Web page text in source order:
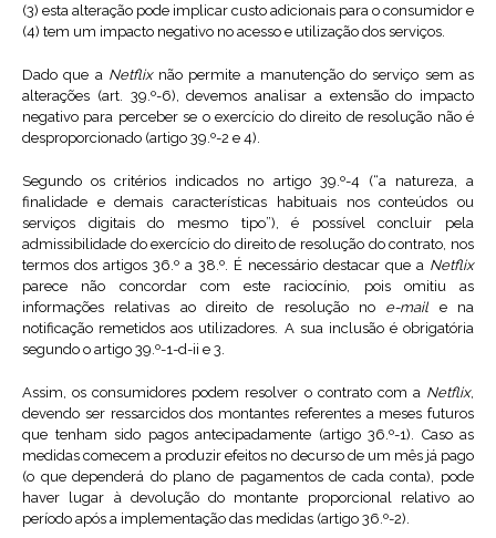
(3) esta alteração pode implicar custo adicionais para o consumidor e
(4) tem um impacto negativo no acesso e utilização dos serviços.
Dado que a Netflix não permite a manutenção do serviço sem as
alterações (art. 39.º-6), devemos analisar a extensão do impacto
negativo para perceber se o exercício do direito de resolução não é
desproporcionado (artigo 39.º-2 e 4).
Segundo os critérios indicados no artigo 39.º-4 (“a natureza, a
finalidade e demais características habituais nos conteúdos ou
serviços digitais do mesmo tipo”), é possível concluir pela
admissibilidade do exercício do direito de resolução do contrato, nos
termos dos artigos 36.º a 38.º. É necessário destacar que a Netflix
parece não concordar com este raciocínio, pois omitiu as
informações relativas ao direito de resolução no e-maile na
notificação remetidos aos utilizadores. A sua inclusão é obrigatória
segundo o artigo 39.º-1-d-ii e 3.
Assim, os consumidores podem resolver o contrato com a Netflix,
devendo ser ressarcidos dos montantes referentes a meses futuros
que tenham sido pagos antecipadamente (artigo 36.º-1). Caso as
medidas comecem a produzir efeitos no decurso de um mês já pago
(o que dependerá do plano de pagamentos de cada conta), pode
haver lugar à devolução do montante proporcional relativo ao
período após a implementação das medidas (artigo 36.º-2).